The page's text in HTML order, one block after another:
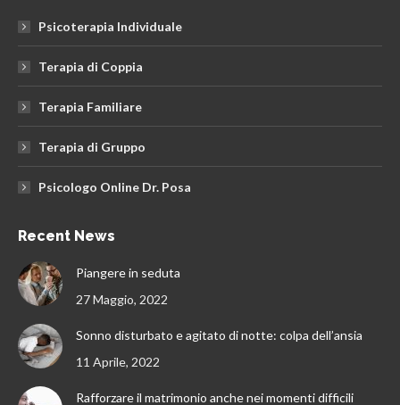
Psicoterapia Individuale
Terapia di Coppia
Terapia Familiare
Terapia di Gruppo
Psicologo Online Dr. Posa
Recent News
Piangere in seduta
27 Maggio, 2022
Sonno disturbato e agitato di notte: colpa dell’ansia
11 Aprile, 2022
Rafforzare il matrimonio anche nei momenti difficili